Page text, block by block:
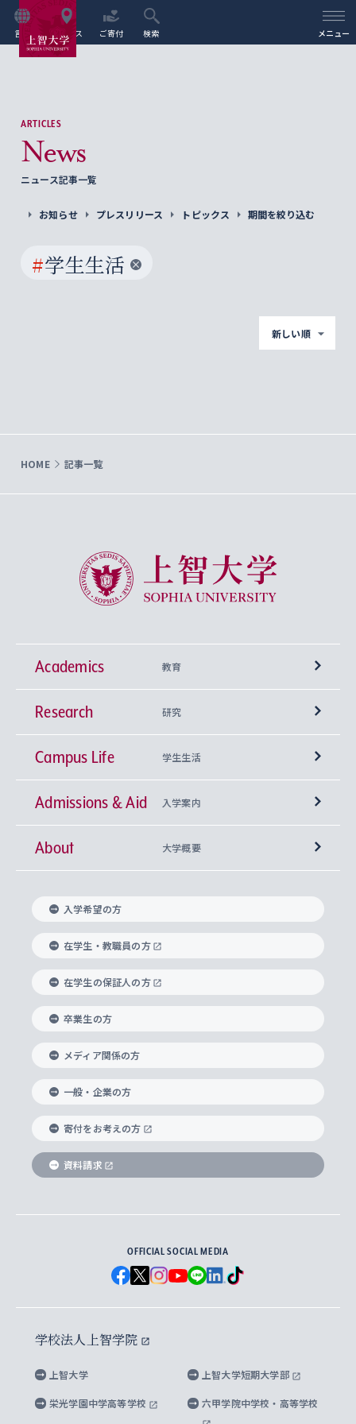
言語 アクセス ご寄付 検索 メニュー
ARTICLES
News
ニュース記事一覧
お知らせ プレスリリース トピックス 期間を絞り込む
#学生生活
新しい順
HOME 記事一覧
上智大学 Sophia University
Academics 教育
学部
神学部
文学部
総合人間科学部
経済学部
外国語学部
総合グローバル学部
国際教養学部
理工学部
Futures） – 持続可能な未来を考える６学科連携
興味から学科を探す
上智大学の全学共通教育
基盤教育センター
キリスト教人間学
身体知
思考と表現
データサイエンス
上智大学の語学教育
言語教育研究センター
上智大学のグローバル教育
グローバル教育センター
上智大学で学ぶ
海外で学ぶ
学びのサポート
大学院
神学研究科
実践宗教学研究科
総合人間科学研究科
経済学研究科
グローバル・スタディーズ研究科
助産学専攻科
生涯学習
Research 研究
研究所 等
キリスト教文化研究所
中世思想研究所
国際言語情報研究所
グローバル・コンサーン研究所
比較文化研究所
ヨーロッパ研究所
アジア文化研究所
アメリカ・カナダ研究所
メディア・ジャーナリズム研究所
水稀少社会研究センター
先進機械・構造材料イノベーションセンター
Sophia Open Research Weeks (SORW)
産官学連携
知的財産
研究支援制度
重点領域研究・自由課題研究
研究活動に関する法令・研究費の使用について
Campus Life 学生生活
学期区分と授業時間割
課外活動
課外教育プログラム
ボランティア活動
グローバルな学びのコミュニティ
学生の相談窓口
心身の健康相談
ハラスメント防止の取り組み
障がいのある学生への支援
キャリア形成サポート
キャリア形成支援プログラム
就職（内定先）・進路統計
企業の採用ご担当者様へのご案内
住まいのサポート
Admissions & Aid 入学案内
上智大学で取得できる学位
入れの方針）
科目等履修生
研究生・外国人特別研究生・国費留学生
交換留学生(海外大学から上智大学で学ぶ)
ノンディグリー生
Sophia Short-term Program受講生
学費・奨学金
学部入学前に出願する奨学金
国による高等教育の修学支援新制度
大学院生対象の奨学金
海外留学する際の費用と奨学金
About 大学概要
理事長・学長メッセージ
学長・副学長紹介
上智大学の精神
上智大学の理念
上智大学の沿革
ソフィア・アーカイブズ
上智大学とカトリック
グローバルエンゲージメント
上智大学を訪れた世界の知性
国連Weeks・アフリカWeeks
ダイバーシティ＆サステナビリティへの取り組み
上智大学公式ソーシャルメディア
学校法人上智学院について
数字で見る上智大学
上智大学のネットワーク
父母・保証人とのネットワーク
学外とのネットワーク
上智大学の出版物
上智大学大学案内・大学院案内
英文広報誌 SOPHIA magazine
上智大学のビジュアル・アイデンティティ
上智大学ビジュアル・アイデンティティ
上智大学校歌 ・上智大学学生歌
上智大学への取材・キャンパスでの撮影について
上智大学の公開情報
上智大学の教育研究活動等の情報公表
キャンパス案内
入学希望の方
在学生・教職員の方
在学生の保証人の方
卒業生の方
メディア関係の方
一般・企業の方
寄付をお考えの方
資料請求
OFFICIAL SOCIAL MEDIA
学校法人上智学院
上智大学 上智大学短期大学部
栄光学園中学高等学校 六甲学院中学校・高等学校